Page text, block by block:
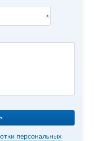
персональных